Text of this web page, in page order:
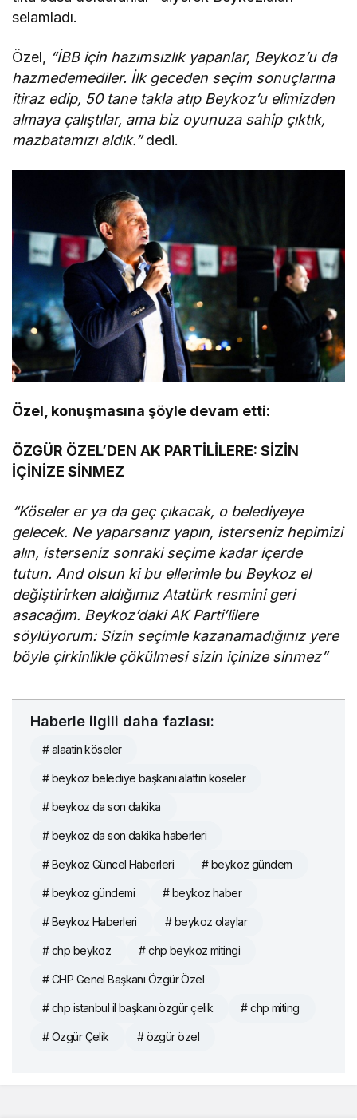
selamladı.
Özel, “İBB için hazımsızlık yapanlar, Beykoz’u da
hazmedemediler. İlk geceden seçim sonuçlarına
itiraz edip, 50 tane takla atıp Beykoz’u elimizden
almaya çalıştılar, ama biz oyunuza sahip çıktık,
mazbatamızı aldık.”dedi.
Özel, konuşmasına şöyle devam etti:
ÖZGÜR ÖZEL’DEN AK PARTİLİLERE: SİZİN
İÇİNİZE SİNMEZ
“Köseler er ya da geç çıkacak, o belediyeye
gelecek. Ne yaparsanız yapın, isterseniz hepimizi
alın, isterseniz sonraki seçime kadar içerde
tutun. And olsun ki bu ellerimle bu Beykoz el
değiştirirken aldığımız Atatürk resmini geri
asacağım. Beykoz’daki AK Parti’lilere
söylüyorum: Sizin seçimle kazanamadığınız yere
böyle çirkinlikle çökülmesi sizin içinize sinmez”
Haberle ilgili daha fazlası:
# alaatin köseler
# beykoz belediye başkanı alattin köseler
# beykoz da son dakika
# beykoz da son dakika haberleri
# Beykoz Güncel Haberleri # beykoz gündem
# beykoz gündemi # beykoz haber
# Beykoz Haberleri # beykoz olaylar
# chp beykoz # chp beykoz mitingi
# CHP Genel Başkanı Özgür Özel
# chp istanbul il başkanı özgür çelik # chp miting
# Özgür Çelik # özgür özel